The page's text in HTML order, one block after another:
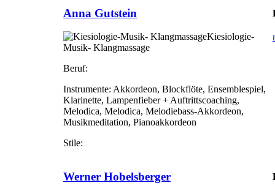
Anna Gutstein
Kiesiologie-
Musik- Klangmassage
Beruf:
Instrumente: Akkordeon, Blockflöte, Ensemblespiel,
Klarinette, Lampenfieber + Auftrittscoaching,
Melodica, Melodica, Melodiebass-Akkordeon,
Musikmeditation, Pianoakkordeon
Stile:
Werner Hobelsberger